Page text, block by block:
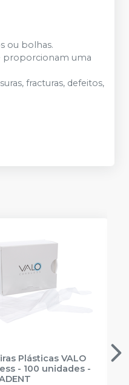
ou bolhas.
proporcionam uma
fracturas, defeitos,
Plásticas VALO
Cordless - 100 unidades-